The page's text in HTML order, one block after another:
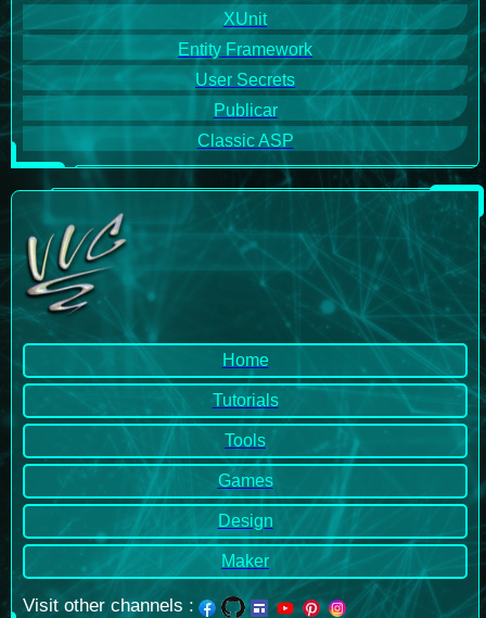
XUnit
Entity Framework
User Secrets
Publicar
Classic ASP
Home
Tutorials
Tools
Games
Design
Maker
Visit other channels :